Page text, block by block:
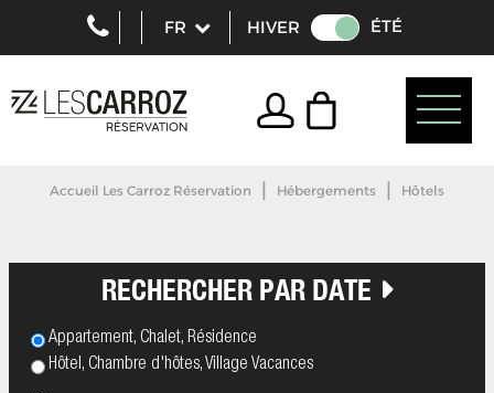
HIVER ÉTÉ
Accueil Les Carroz Réservation | Hébergements | Hôtels
RECHERCHER PAR DATE
Appartement, Chalet, Résidence
Hôtel, Chambre d'hôtes, Village Vacances